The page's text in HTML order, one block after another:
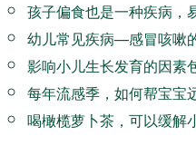
孩子偏食也是一种疾病，
幼儿常见疾病—感冒咳嗽
影响小儿生长发育的因素
每年流感季，如何帮宝宝
喝橄榄萝卜茶，可以缓解